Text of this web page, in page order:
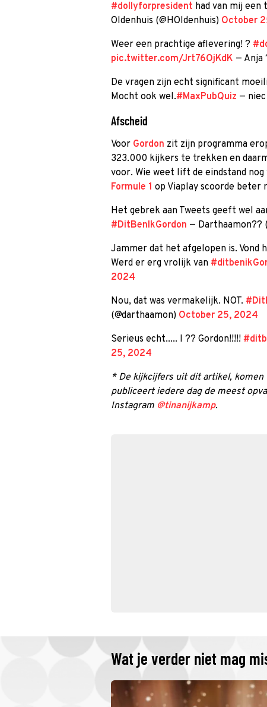
#dollyforpresident had van mij
Oldenhuis (@HOldenhuis) October
Weer een prachtige aflevering! ?
pic.twitter.com/Jrt76OjKdK — Anja
De vragen zijn echt significant
Mocht ook wel.#MaxPubQuiz —
Afscheid
Voor Gordon zit zijn programma
323.000 kijkers te trekken en
voor. Wie weet lift de eindstand
Formule 1 op Viaplay scoorde beter
Het gebrek aan Tweets geeft wel
#DitBenIkGordon — Darthaamon??
Jammer dat het afgelopen is. Vond
Werd er erg vrolijk van
2024
Nou, dat was vermakelijk. NOT.
(@darthaamon) October 25, 2024
Serieus echt..... I ?? Gordon!!!!!
25, 2024
* De kijkcijfers uit dit artikel, komen
publiceert iedere dag de meest
Instagram @tinanijkamp.
Wat je verder niet mag